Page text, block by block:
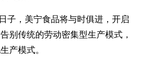
，美宁食品将与时俱进，开启
别传统的劳动密集型生产模式，
产模式。